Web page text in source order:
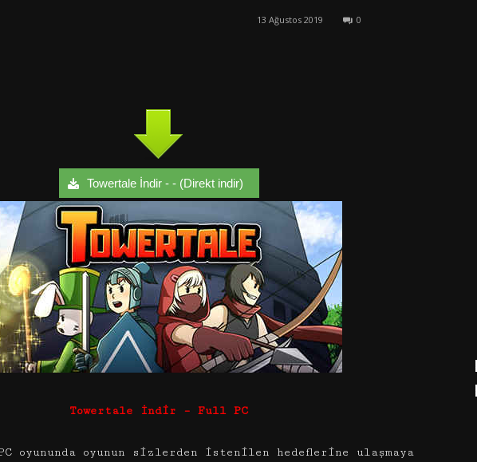
13 Ağustos 2019 0
Towertale İndir - - (Direkt indir)
Towertale İndir – Full PC
oyununda oyunun sizlerden istenilen hedeflerine ulaşmaya